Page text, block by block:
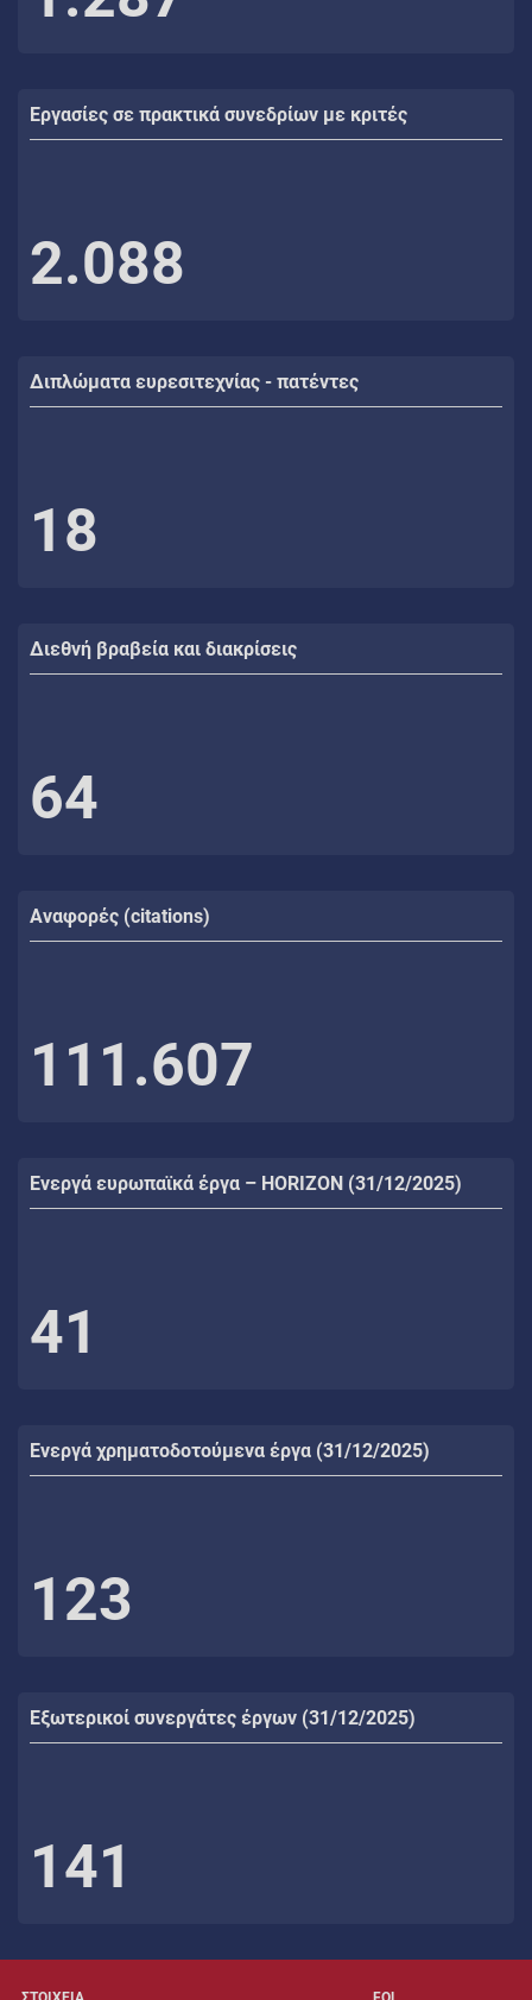
Εργασίες σε πρακτικά συνεδρίων με κριτές
2.088
Διπλώματα ευρεσιτεχνίας - πατέντες
18
Διεθνή βραβεία και διακρίσεις
64
Αναφορές (citations)
111.607
Ενεργά ευρωπαϊκά έργα – HORIZON (31/12/2025)
41
Ενεργά χρηματοδοτούμενα έργα (31/12/2025)
123
Εξωτερικοί συνεργάτες έργων (31/12/2025)
141